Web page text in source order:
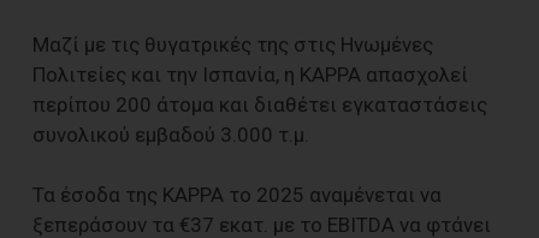
Μαζί με τις θυγατρικές της στις Ηνωμένες
Πολιτείες και την Ισπανία, η KAPPA απασχολεί
περίπου 200 άτομα και διαθέτει εγκαταστάσεις
συνολικού εμβαδού 3.000 τ.μ.
Τα έσοδα της KAPPA το 2025 αναμένεται να
ξεπεράσουν τα €37 εκατ. με το EBITDA να φτάνει